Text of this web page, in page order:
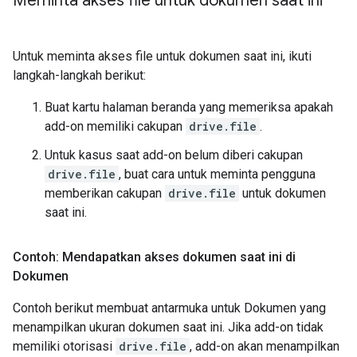
Untuk meminta akses file untuk dokumen saat ini, ikuti
langkah-langkah berikut:
Buat kartu halaman beranda yang memeriksa apakah
add-on memiliki cakupan drive.file .
Untuk kasus saat add-on belum diberi cakupan
drive.file , buat cara untuk meminta pengguna
memberikan cakupan drive.file untuk dokumen
saat ini.
Contoh: Mendapatkan akses dokumen saat ini di
Dokumen
Contoh berikut membuat antarmuka untuk Dokumen yang
menampilkan ukuran dokumen saat ini. Jika add-on tidak
memiliki otorisasi drive.file , add-on akan menampilkan